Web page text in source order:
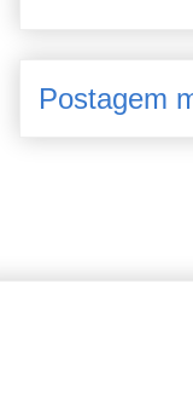
Postagem